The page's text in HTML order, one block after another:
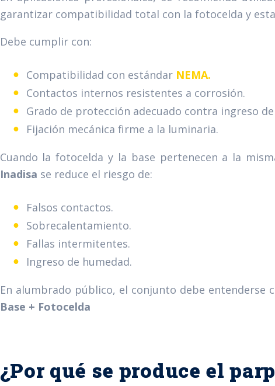
garantizar compatibilidad total con la fotocelda y
Debe cumplir con:
Compatibilidad con estándar NEMA.
Contactos internos resistentes a corrosión.
Grado de protección adecuado contra ingreso
Fijación mecánica firme a la luminaria.
Cuando la fotocelda y la base pertenecen a la
Inadisa se reduce el riesgo de:
Falsos contactos.
Sobrecalentamiento.
Fallas intermitentes.
Ingreso de humedad.
En alumbrado público, el conjunto debe entenderse
Base + Fotocelda
¿Por qué se produce el